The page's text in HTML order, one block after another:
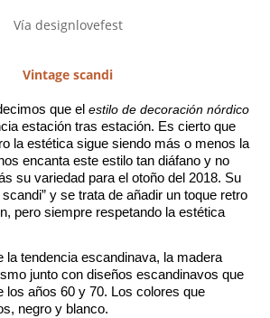
Vía designlovefest
Vintage scandi
que el estilo de decoración nórdico
estación tras estación. Es cierto que
la estética sigue siendo más o menos la
encanta este estilo tan diáfano y no
su variedad para el otoño del 2018. Su
y se trata de añadir un toque retro
pero siempre respetando la estética
la tendencia escandinava, la madera
junto con diseños escandinavos que
los años 60 y 70. Los colores que
negro y blanco.